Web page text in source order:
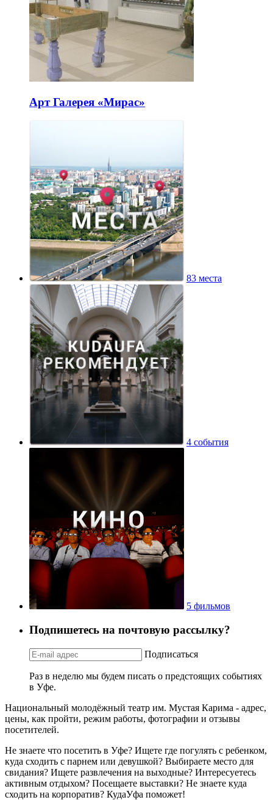
Арт Галерея «Мирас»
83 места
4 события
5 фильмов
Подпишетесь на почтовую рассылку?
Подписаться
Раз в неделю мы будем писать о предстоящих событиях
в Уфе.
Национальный молодёжный театр им. Мустая Карима - адрес,
цены, как пройти, режим работы, фотографии и отзывы
посетителей.
Не знаете что посетить в Уфе? Ищете где погулять с ребенком,
куда сходить с парнем или девушкой? Выбираете место для
свидания? Ищете развлечения на выходные? Интересуетесь
активным отдыхом? Посещаете выставки? Не знаете куда
сходить на корпоратив? КудаУфа поможет!